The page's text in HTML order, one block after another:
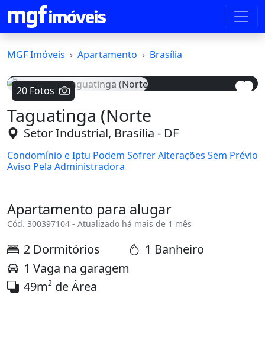
MGF Imóveis Apartamento Brasília
20 Fotos
Voltar
Taguatinga (Norte
Setor Industrial, Brasília - DF
Condomínio e Iptu Podem Sofrer Alterações Sem Prévio
Aviso Pela Administradora
Apartamento para alugar
Cód. 300397104 - Atualizado há mais de 1 mês
2 Dormitórios
1 Banheiro
1 Vaga na garagem
49m² de Área